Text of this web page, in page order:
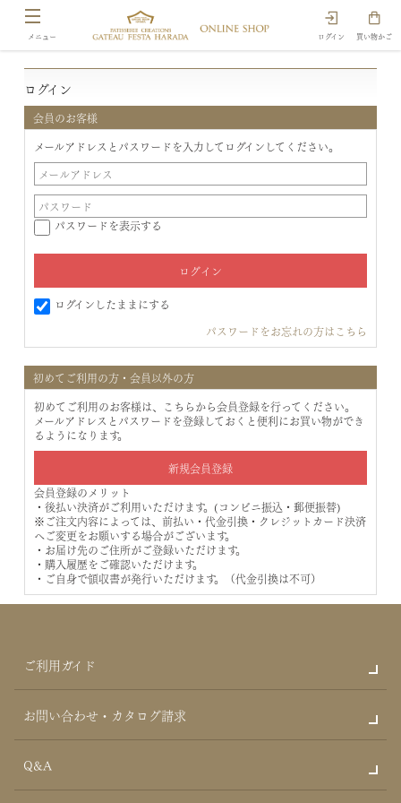
ログイン 買い物かご
ログイン
会員のお客様
メールアドレスとパスワードを入力してログインしてください。
パスワードを表示する
ログインしたままにする
パスワードをお忘れの方はこちら
初めてご利用の方・会員以外の方
初めてご利用のお客様は、こちらから会員登録を行ってください。
メールアドレスとパスワードを登録しておくと便利にお買い物ができ
るようになります。
会員登録のメリット
・後払い決済がご利用いただけます。(コンビニ振込・郵便振替)
※ご注文内容によっては、前払い・代金引換・クレジットカード決済
へご変更をお願いする場合がございます。
・お届け先のご住所がご登録いただけます。
・購入履歴をご確認いただけます。
・ご自身で領収書が発行いただけます。（代金引換は不可）
ご利用ガイド
お問い合わせ・カタログ請求
Q&A